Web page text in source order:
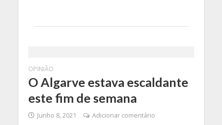
OPINIÃO
O Algarve estava escaldante
este fim de semana
Junho 8, 2021 Adicionar comentário